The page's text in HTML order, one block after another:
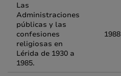
Las
Administraciones
públicas y las
confesiones
religiosas en
Lérida de 1930 a
1985.
1988